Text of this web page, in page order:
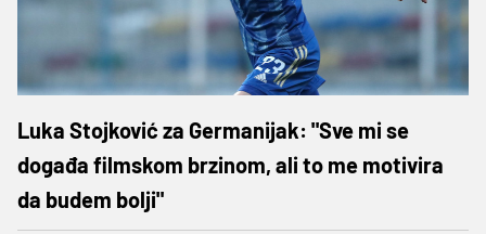
Luka Stojković za Germanijak: "Sve mi se
događa filmskom brzinom, ali to me motivira
da budem bolji"